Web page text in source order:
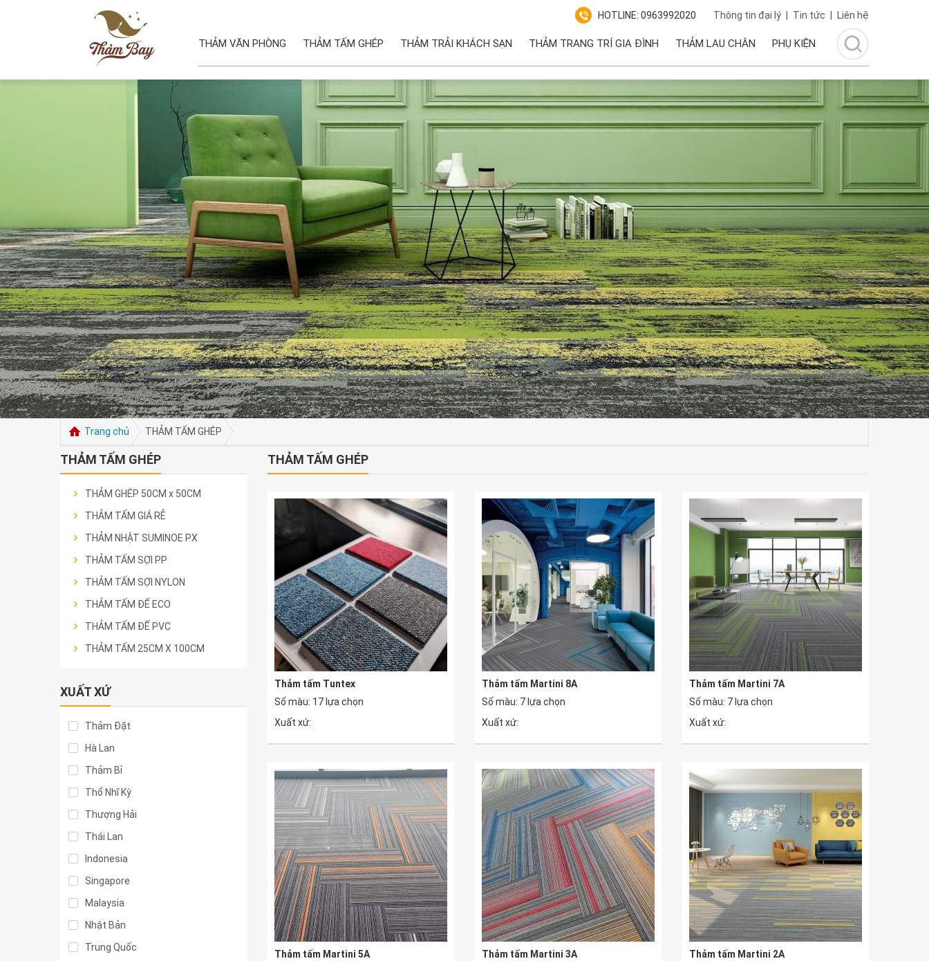
Thông tin đại lý Tin tức Liên hệ
HOTLINE: 0963992020
THẢM VĂN PHÒNG THẢM TẤM GHÉP THẢM TRẢI KHÁCH SẠN THẢM TRANG TRÍ GIA ĐÌNH THẢM LAU CHÂN PHỤ KIỆN
Trang chủ THẢM TẤM GHÉP
THẢM TẤM GHÉP
THẢM GHÉP 50CM x 50CM
THẢM TẤM GIÁ RẺ
THẢM NHẬT SUMINOE PX
THẢM TẤM SỢI PP
THẢM TẤM SỢI NYLON
THẢM TẤM ĐẾ ECO
THẢM TẤM ĐẾ PVC
THẢM TẤM 25CM X 100CM
XUẤT XỨ
Thảm Đặt
Hà Lan
Thảm Bỉ
Thổ Nhĩ Kỳ
Thượng Hải
Thái Lan
Indonesia
Singapore
Malaysia
Nhật Bản
Trung Quốc
THẢM TẤM GHÉP
Thảm tấm Tuntex
Số màu: 17 lựa chọn
Xuất xứ:
Thảm tấm Martini 8A
Số màu: 7 lựa chọn
Xuất xứ:
Thảm tấm Martini 7A
Số màu: 7 lựa chọn
Xuất xứ:
Thảm tấm Martini 5A
Thảm tấm Martini 3A
Thảm tấm Martini 2A